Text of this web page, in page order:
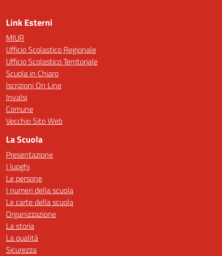
Link Esterni
MIUR
Ufficio Scolastico Regionale
Ufficio Scolastico Territoriale
Scuola in Chiaro
Iscrizioni On Line
Invalsi
Comune
Vecchio Sito Web
La Scuola
Presentazione
I luoghi
Le persone
I numeri della scuola
Le carte della scuola
Organizzazione
La storia
La qualità
Sicurezza